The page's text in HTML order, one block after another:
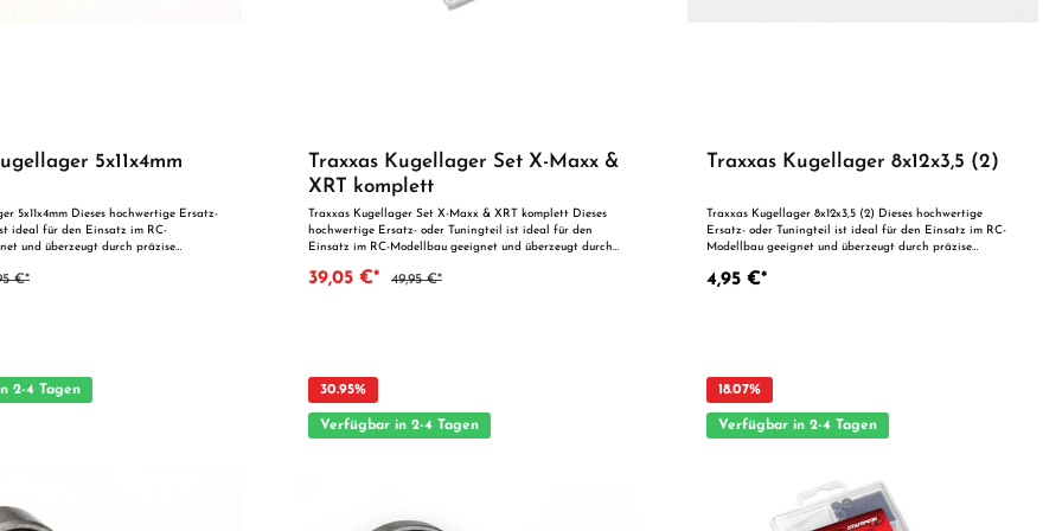
5x11x4mm
5x11x4mm Dieses hochwertige Ersatz-
ideal für den Einsatz im RC-
und überzeugt durch präzise
es optimal als Ersatzteil oder zur
€*
Traxxas Kugellager Set X-Maxx &
XRT komplett
Traxxas Kugellager Set X-Maxx & XRT komplett Dieses
hochwertige Ersatz- oder Tuningteil ist ideal für den
Einsatz im RC-Modellbau geeignet und überzeugt durch
perfekten Passgenauigkeit ist es optimal als Ersatzteil
Erwachsenen.
39,05 €* 49,95 €*
Traxxas Kugellager 8x12x3,5 (2)
Traxxas Kugellager 8x12x3,5 (2) Dieses hochwertige
Ersatz- oder Tuningteil ist ideal für den Einsatz im RC-
Modellbau geeignet und überzeugt durch präzise
Passgenauigkeit ist es optimal als Ersatzteil oder zur
Erwachsenen.
4,95 €*
2-4 Tagen 30.95%
Verfügbar in 2-4 Tagen
18.07%
Verfügbar in 2-4 Tagen